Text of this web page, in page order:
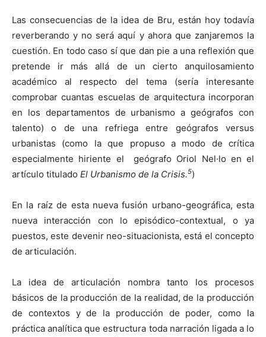
Las consecuencias de la idea de Bru, están hoy todavía
reverberando y no será aquí y ahora que zanjaremos la
cuestión. En todo caso sí que dan pie a una reflexión que
pretende ir más allá de un cierto anquilosamiento
académico al respecto del tema (sería interesante
comprobar cuantas escuelas de arquitectura incorporan
en los departamentos de urbanismo a geógrafos con
talento) o de una refriega entre geógrafos versus
urbanistas (como la que propuso a modo de crítica
especialmente hiriente el geógrafo Oriol Nel·lo en el
artículo titulado El Urbanismo de la Crisis.5)
En la raíz de esta nueva fusión urbano-geográfica, esta
nueva interacción con lo episódico-contextual, o ya
puestos, este devenir neo-situacionista, está el concepto
de articulación.
La idea de articulación nombra tanto los procesos
básicos de la producción de la realidad, de la producción
de contextos y de la producción de poder, como la
práctica analítica que estructura toda narración ligada a lo